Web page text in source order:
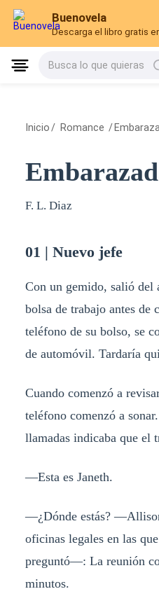
Buenovela
Descarga el libro gratis
Busca lo que quieras
Inicio / Romance /
F. L. Diaz
01 | Nuevo jefe
Con un gemido, salió del
bolsa de trabajo antes de
teléfono de su bolso, se
de automóvil. Tardaría
Cuando comenzó a
teléfono comenzó a
llamadas indicaba que el
—Esta es Janeth.
—¿Dónde estás?
oficinas legales en las
preguntó—: La reunión
minutos.